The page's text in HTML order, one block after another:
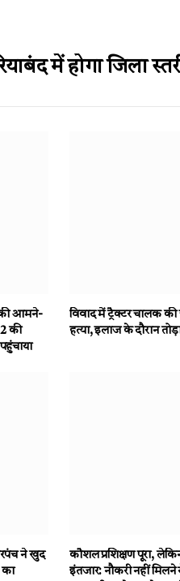
में होगा जिला
की आमने-
की
विवाद में ट्रैक्टर चालक
हत्या, इलाज के दौरान
ने खुद
का
कौशल प्रशिक्षण पूरा,
इंतजार: नौकरी नहीं